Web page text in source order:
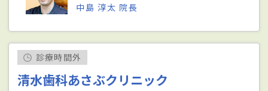
中島 淳太 院長
診療時間外
清水歯科あさぶクリニック